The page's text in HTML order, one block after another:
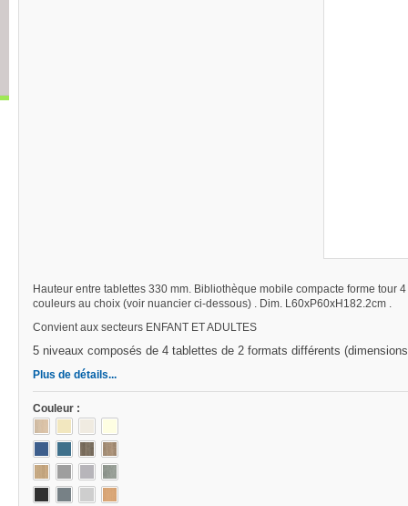
Hauteur entre tablettes 330 mm. Bibliothèque mobile compacte forme tour
couleurs au choix (voir nuancier ci-dessous) . Dim. L60xP60xH182.2cm .
Convient aux secteurs ENFANT ET ADULTES
5 niveaux composés de 4 tablettes de 2 formats différents
Plus de détails...
Couleur :